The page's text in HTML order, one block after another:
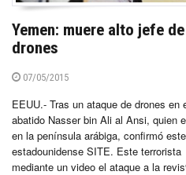
Yemen: muere alto jefe
drones
07/05/2015
EEUU.- Tras un ataque de drones
abatido Nasser bin Ali al Ansi, quien
en la península arábiga, confirmó
estadounidense SITE. Este
mediante un video el ataque a la